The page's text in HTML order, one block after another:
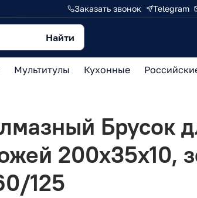
Заказать звонок Telegram
Найти
Мультитулы Кухонные
Брусок
200х35х10,
125